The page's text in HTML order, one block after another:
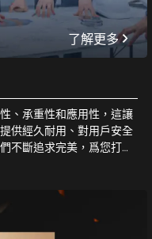
了解更多
、承重性和應用性，這讓
供經久耐用、對用戶安全
不斷追求完美，爲您打造